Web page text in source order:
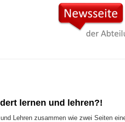
lernen und lehren?!
Lehren zusammen wie zwei Seiten